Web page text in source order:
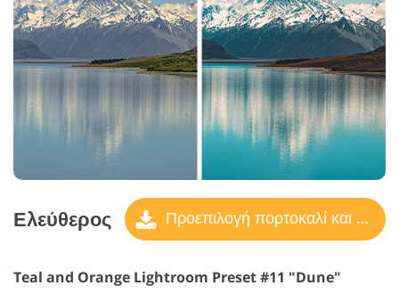
Ελεύθερος Προεπιλογή πορτοκαλί και γαλαζοπράσινο
Teal and Orange Lightroom Preset #11 "Dune"